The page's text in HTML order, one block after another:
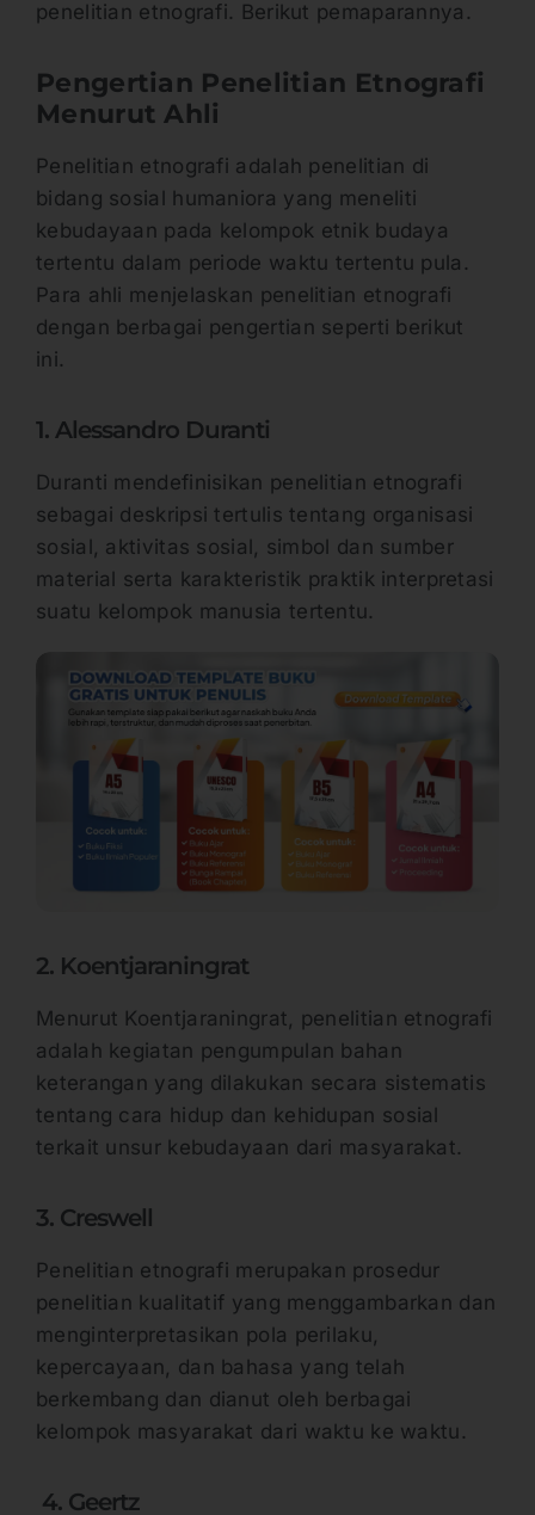
penelitian etnografi. Berikut pemaparannya.
Pengertian Penelitian Etnografi
Menurut Ahli
Penelitian etnografi adalah penelitian di
bidang sosial humaniora yang meneliti
kebudayaan pada kelompok etnik budaya
tertentu dalam periode waktu tertentu pula.
Para ahli menjelaskan penelitian etnografi
dengan berbagai pengertian seperti berikut
ini.
1. Alessandro Duranti
Duranti mendefinisikan penelitian etnografi
sebagai deskripsi tertulis tentang organisasi
sosial, aktivitas sosial, simbol dan sumber
material serta karakteristik praktik interpretasi
suatu kelompok manusia tertentu.
2. Koentjaraningrat
Menurut Koentjaraningrat, penelitian etnografi
adalah kegiatan pengumpulan bahan
keterangan yang dilakukan secara sistematis
tentang cara hidup dan kehidupan sosial
terkait unsur kebudayaan dari masyarakat.
3. Creswell
Penelitian etnografi merupakan prosedur
penelitian kualitatif yang menggambarkan dan
menginterpretasikan pola perilaku,
kepercayaan, dan bahasa yang telah
berkembang dan dianut oleh berbagai
kelompok masyarakat dari waktu ke waktu.
4. Geertz